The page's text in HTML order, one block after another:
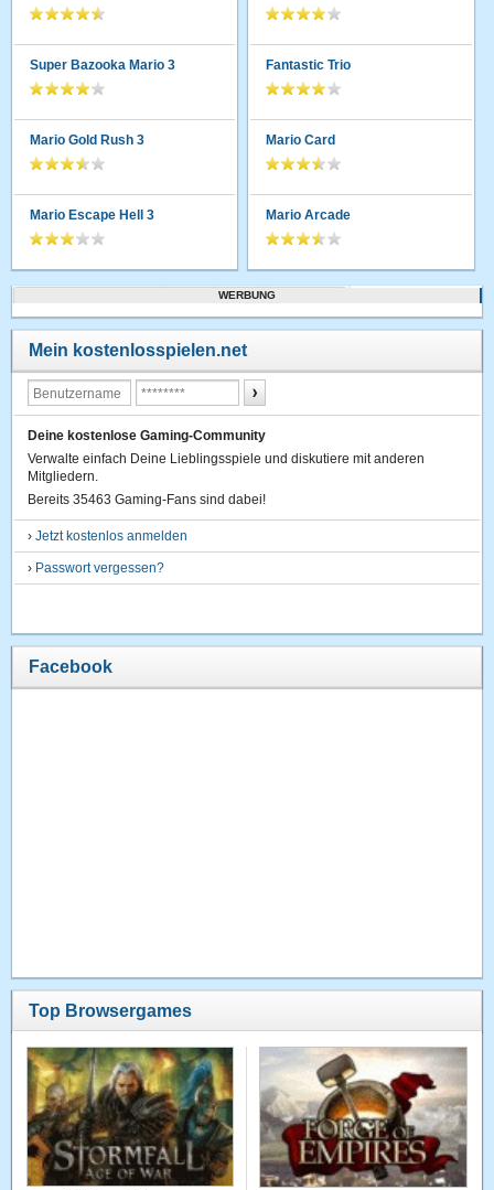
Super Bazooka Mario 3
Mario Gold Rush 3
Mario Escape Hell 3
Fantastic Trio
Mario Card
Mario Arcade
WERBUNG
Mein kostenlosspielen.net
Deine kostenlose Gaming-Community
Verwalte einfach Deine Lieblingsspiele und diskutiere mit anderen
Mitgliedern.
Bereits 35463 Gaming-Fans sind dabei!
›Jetzt kostenlos anmelden
› Passwort vergessen?
Facebook
Top Browsergames